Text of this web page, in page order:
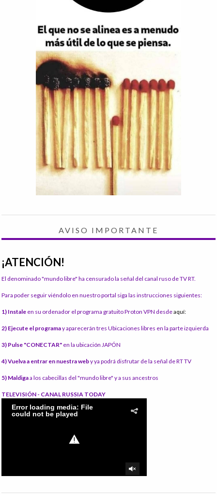
AVISO IMPORTANTE
¡ATENCIÓN!
El denominado "mundo libre" ha censurado la señal del canal ruso de TV RT.
Para poder seguir viéndolo en nuestro portal siga las instrucciones siguientes:
1) Instale en su ordenador el programa gratuito Proton VPN desdeaquí:
2) Ejecute el programay aparecerán tres Ubicaciones libres en la parte izquierda
3) Pulse "CONECTAR" en la ubicación JAPÓN
4) Vuelva a entrar en nuestra weby ya podrá disfrutar de la señal de RT TV
5) Maldigaa los cabecillas del "mundo libre" y a sus ancestros
TELEVISIÓN - CANAL RUSSIA TODAY